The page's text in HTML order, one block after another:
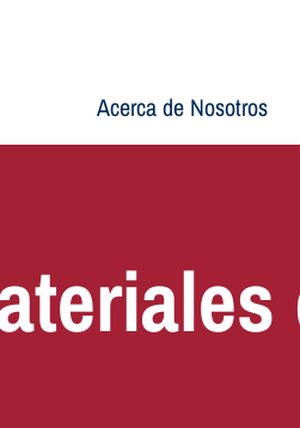
Acerca de Nosotros